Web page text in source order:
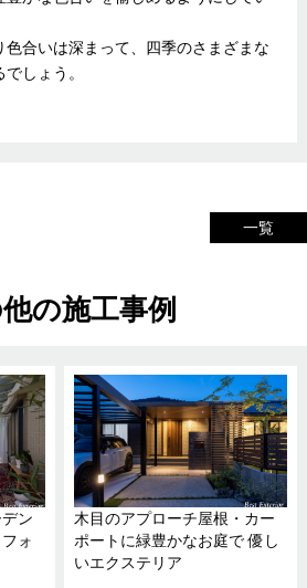
合いは深まって、四季のさまざまな
しょう。
一覧
の施工事例
ン
ォ
木目のアプローチ屋根・カー
ポートに緑豊かなお庭で 優し
いエクステリア